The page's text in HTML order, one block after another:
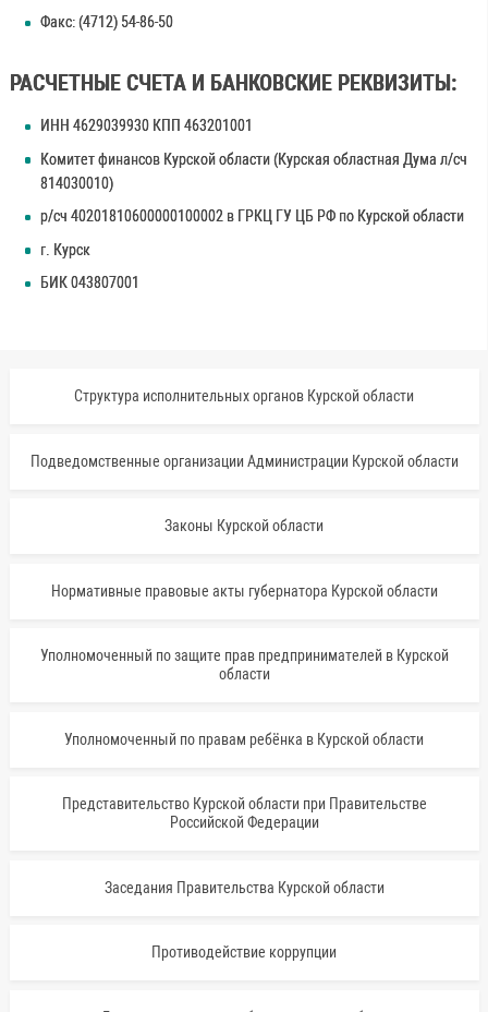
Факс: (4712) 54-86-50
РАСЧЕТНЫЕ СЧЕТА И БАНКОВСКИЕ РЕКВИЗИТЫ:
ИНН 4629039930 КПП 463201001
Комитет финансов Курской области (Курская областная Дума л/сч
814030010)
р/сч 40201810600000100002 в ГРКЦ ГУ ЦБ РФ по Курской области
г. Курск
БИК 043807001
Структура исполнительных органов Курской области
Подведомственные организации Администрации Курской области
Законы Курской области
Нормативные правовые акты губернатора Курской области
Уполномоченный по защите прав предпринимателей в Курской
области
Уполномоченный по правам ребёнка в Курской области
Представительство Курской области при Правительстве
Российской Федерации
Заседания Правительства Курской области
Противодействие коррупции